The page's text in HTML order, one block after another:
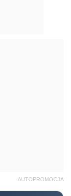
AUTOPROMOCJA